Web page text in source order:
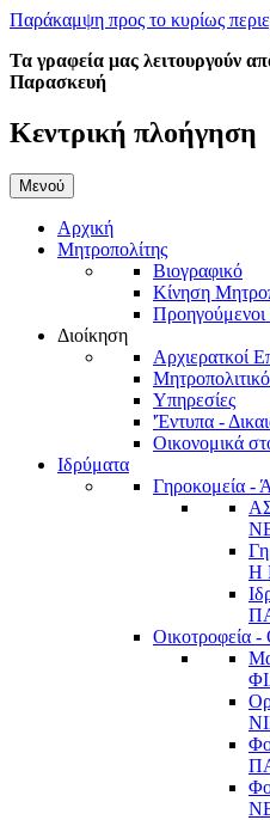
Παράκαμψη προς το κυρίως
Τα γραφεία μας λειτουργούν
Παρασκευή
Κεντρική πλοήγηση
Μενού
Αρχική
Μητροπολίτης
Βιογραφικό
Κίνηση
Προηγούμενοι
Διοίκηση
Αρχιερατκοί
Υπηρεσίες
'Έντυπα -
Οικονομικά
Ιδρύματα
Γηροκομεία -
Η
Οικοτροφεία -